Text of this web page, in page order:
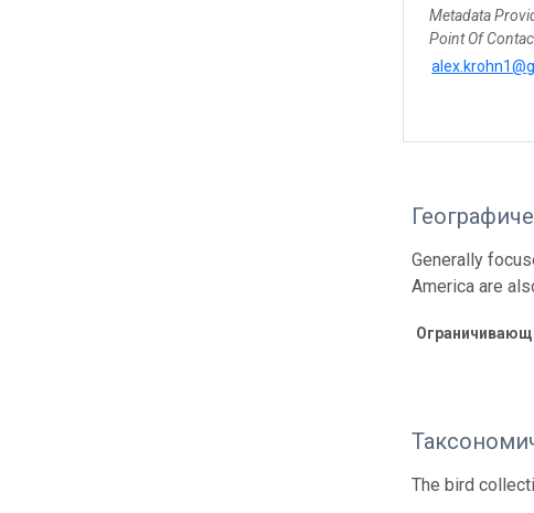
Metadata
Point Of
Generally
America are
The bird